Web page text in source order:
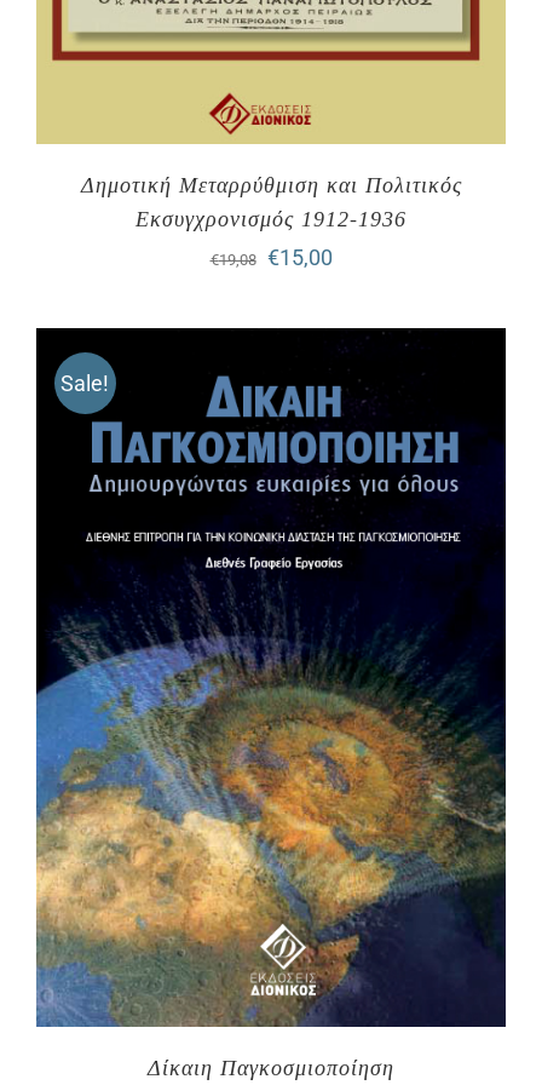
Δημοτική Μεταρρύθμιση και Πολιτικός
Εκσυγχρονισμός 1912-1936
€19,08
Original
€19,08.
€15,00Η
τιμή
είναι:
€15,00.
Sale!
Δίκαιη Παγκοσμιοποίηση